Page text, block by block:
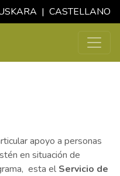
| CASTELLANO
apoyo a personas
en situación de
esta el Servicio de